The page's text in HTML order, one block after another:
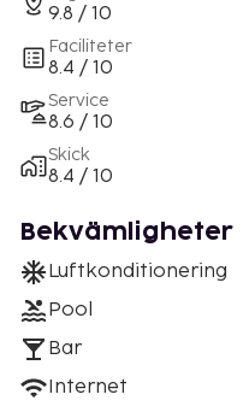
9.8 / 10
Faciliteter
8.4 / 10
Service
8.6 / 10
Skick
8.4 / 10
Bekvämligheter
Luftkonditionering
Pool
Bar
Internet